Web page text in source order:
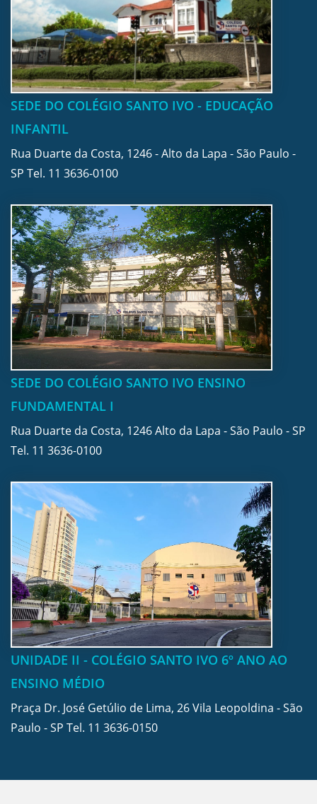
SEDE DO COLÉGIO SANTO IVO - EDUCAÇÃO
INFANTIL
Rua Duarte da Costa, 1246 - Alto da Lapa - São Paulo -
SP Tel. 11 3636-0100
SEDE DO COLÉGIO SANTO IVO ENSINO
FUNDAMENTAL I
Rua Duarte da Costa, 1246 Alto da Lapa - São Paulo - SP
Tel. 11 3636-0100
UNIDADE II - COLÉGIO SANTO IVO 6º ANO AO
ENSINO MÉDIO
Praça Dr. José Getúlio de Lima, 26 Vila Leopoldina - São
Paulo - SP Tel. 11 3636-0150